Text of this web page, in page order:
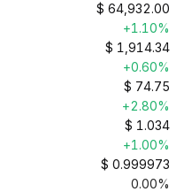
$ 64,932.00
+1.10%
$ 1,914.34
+0.60%
$ 74.75
+2.80%
$ 1.034
+1.00%
$ 0.999973
0.00%